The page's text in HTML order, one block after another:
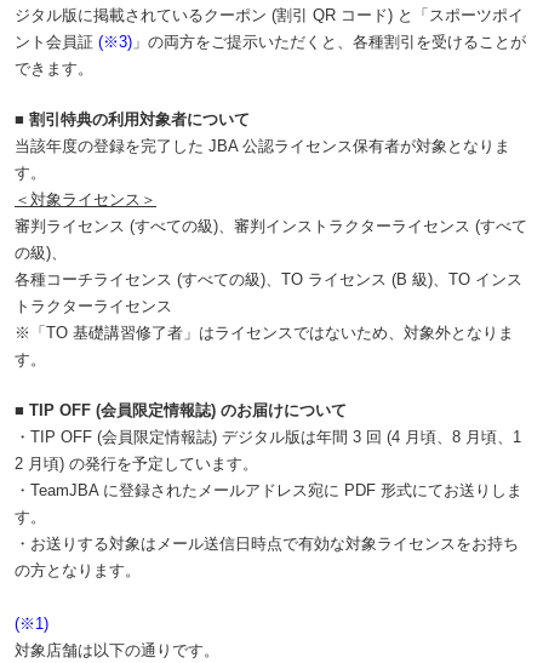
ジタル版に掲載されているクーポン (割引 QR コード) と「スポーツポイ
ント会員証 (※3) 」の両方をご提示いただくと、各種割引を受けることが
できます。
■ 割引特典の利用対象者について
当該年度の登録を完了した JBA 公認ライセンス保有者が対象となりま
す。
＜対象ライセンス＞
審判ライセンス (すべての級)、審判インストラクターライセンス (すべて
の級)、
各種コーチライセンス (すべての級)、TO ライセンス (B 級)、TO インス
トラクターライセンス
※「TO 基礎講習修了者」はライセンスではないため、対象外となりま
す。
■ TIP OFF (会員限定情報誌) のお届けについて
・TIP OFF (会員限定情報誌) デジタル版は年間 3 回 (4 月頃、8 月頃、1
2 月頃) の発行を予定しています。
・TeamJBA に登録されたメールアドレス宛に PDF 形式にてお送りしま
す。
・お送りする対象はメール送信日時点で有効な対象ライセンスをお持ち
の方となります。
(※1)
対象店舗は以下の通りです。